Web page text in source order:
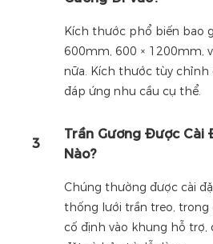
Kích thước phổ biến bao
600mm, 600 × 1200mm,
nữa. Kích thước tùy chỉnh
đáp ứng nhu cầu cụ thể.
3
Trần Gương Được Cài
Nào?
Chúng thường được cài
thống lưới trần treo, trong
cố định vào khung hỗ trợ,